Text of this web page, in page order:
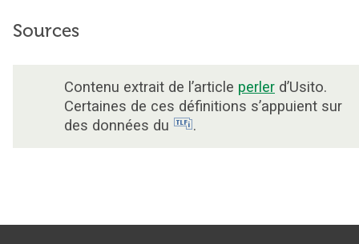
Sources
Contenu extrait de l’article perler d’Usito.
Certaines de ces définitions s’appuient sur
des données du
.